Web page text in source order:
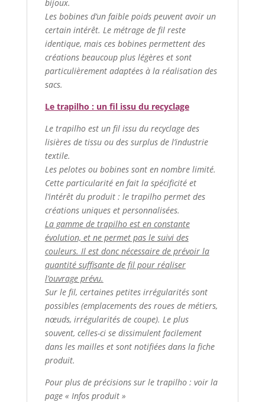
bijoux.
Les bobines d’un faible poids peuvent avoir un
certain intérêt. Le métrage de fil reste
identique, mais ces bobines permettent des
créations beaucoup plus légères et sont
particulièrement adaptées à la réalisation des
sacs.
Le trapilho : un fil issu du recyclage
Le trapilho est un fil issu du recyclage des
lisières de tissu ou des surplus de l’industrie
textile.
Les pelotes ou bobines sont en nombre limité.
Cette particularité en fait la spécificité et
l’intérêt du produit : le trapilho permet des
créations uniques et personnalisées.
La gamme de trapilho est en constante
évolution, et ne permet pas le suivi des
couleurs. Il est donc nécessaire de prévoir la
quantité suffisante de fil pour réaliser
l’ouvrage prévu.
Sur le fil, certaines petites irrégularités sont
possibles (emplacements des roues de métiers,
nœuds, irrégularités de coupe). Le plus
souvent, celles-ci se dissimulent facilement
dans les mailles et sont notifiées dans la fiche
produit.
Pour plus de précisions sur le trapilho : voir la
page « Infos produit »